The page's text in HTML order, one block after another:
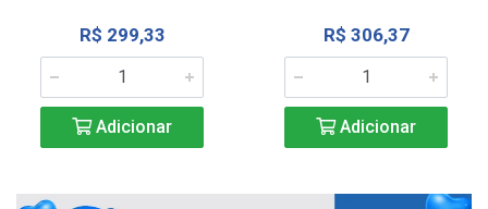
R$ 299,33
Adicionar
R$ 306,37
Adicionar